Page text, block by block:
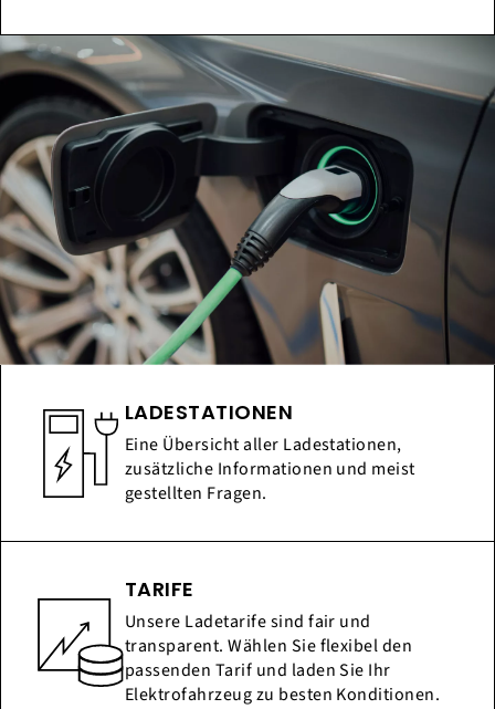
LADESTATIONEN
Eine Übersicht aller Ladestationen,
zusätzliche Informationen und meist
gestellten Fragen.
TARIFE
Unsere Ladetarife sind fair und
transparent. Wählen Sie flexibel den
passenden Tarif und laden Sie Ihr
Elektrofahrzeug zu besten Konditionen.